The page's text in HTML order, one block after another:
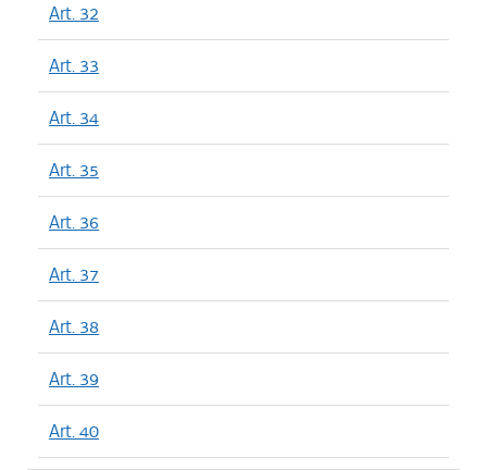
Art. 32
Art. 33
Art. 34
Art. 35
Art. 36
Art. 37
Art. 38
Art. 39
Art. 40